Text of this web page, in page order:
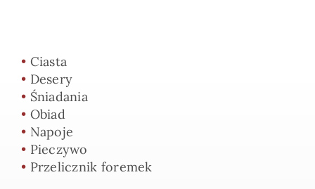
• Ciasta
• Desery
• Śniadania
• Obiad
• Napoje
• Pieczywo
• Przelicznik foremek